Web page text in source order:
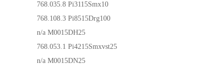
768.035.8 Pi3115Smx10
768.108.3 Pi8515Drg100
n/a M0015DH25
768.053.1 Pi4215Smxvst25
n/a M0015DN25